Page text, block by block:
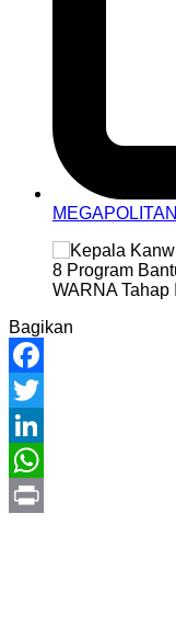
MEGAPOLITAN
Bagikan
Facebook
Twitter
LinkedIn
WhatsApp